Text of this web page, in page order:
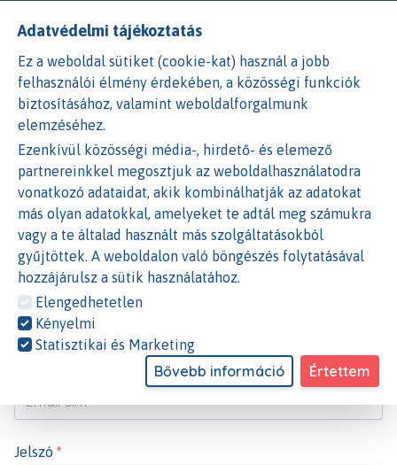
A Facebook és Google bejelenetkezés nem érhető el.
Ennek okai az alábbiak lehetnek:
1)A cookie beállításoknál nem engedélyezted a
Statisztikai és Marketingsütiket. Ezen beállításokat a
weboldalon a GYIK GDPR részénél tudod módosítani.
vagy
2)A böngésződben nem engedélyezted aHarmadik féltől
származósütik használatát. Ezen beállításokat a
böngésződben tudod módosítani.
VAGY
Bejelentkezés e-maillel és jelszóval
Jelszó *
Adatvédelmi tájékoztatás
Ez a weboldal sütiket (cookie-kat) használ a jobb
felhasználói élmény érdekében, a közösségi funkciók
biztosításához, valamint weboldalforgalmunk
elemzéséhez.
Ezenkívül közösségi média-, hirdető- és elemező
partnereinkkel megosztjuk az weboldalhasználatodra
vonatkozó adataidat, akik kombinálhatják az adatokat
más olyan adatokkal, amelyeket te adtál meg számukra
vagy a te általad használt más szolgáltatásokból
gyűjtöttek. A weboldalon való böngészés folytatásával
hozzájárulsz a sütik használatához.
Elengedhetetlen
Kényelmi
Statisztikai és Marketing
Bővebb információ Értettem